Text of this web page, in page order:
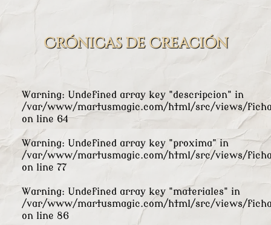
Crónicas de Creación
Warning: Undefined array key "descripcion" in
/var/www/martusmagic.com/html/src/views/
on line 64
Warning: Undefined array key "proxima" in
/var/www/martusmagic.com/html/src/views/
on line 77
Warning: Undefined array key "materiales" in
/var/www/martusmagic.com/html/src/views/
on line 86